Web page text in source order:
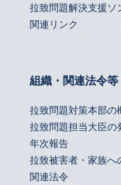
拉致問題解決支援ソ
関連リンク
組織・関連法令等
拉致問題対策本部の
拉致問題担当大臣の
年次報告
拉致被害者・家族へ
関連法令